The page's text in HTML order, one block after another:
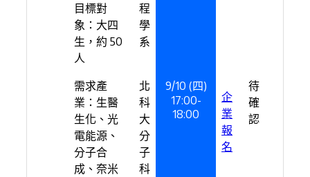
目標對
象：大四
生，約 50
人
程
學
系
需求產
業：生醫
生化、光
電能源、
分子合
成、奈米
北
科
大
分
子
科
9/10 (四)
17:00-
18:00
企
業
報
名
待
確
認